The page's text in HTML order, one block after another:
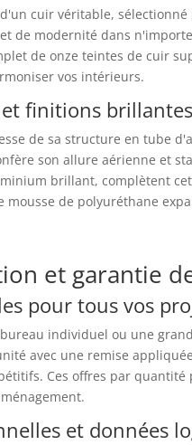
cuir véritable,
de modernité dans
de onze teintes de cuir
vos intérieurs.
finitions brillantes
de sa structure en tube
son allure aérienne et
brillant, complètent
mousse de polyuréthane
et garantie
pour tous vos
individuel ou une
avec une remise
Ces offres par
et données